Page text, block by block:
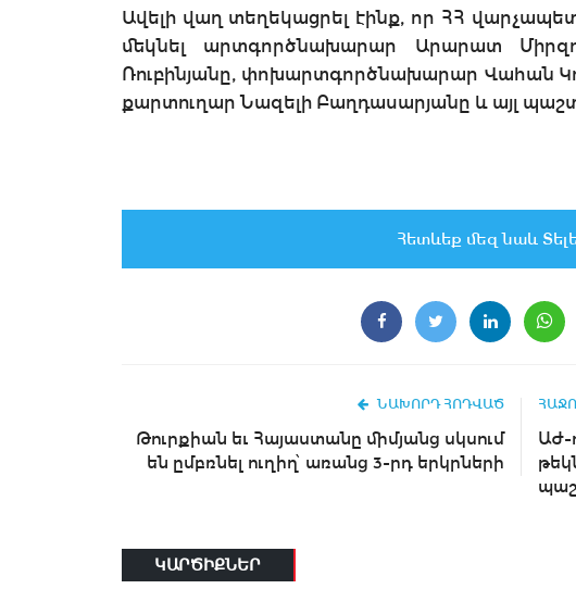
Ավելի վաղ տեղեկացրել էինք, որ ՀՀ
մեկնել արտգործնախարար Արարատ
Ռուբինյանը, փոխարտգործնախարար Վահան
քարտուղար Նազելի Բաղդասարյանը և այլ
Հետևեք մեզ նաև
ՆԱԽՈՐԴ ՀՈԴՎԱԾ
Թուրքիան եւ Հայաստանը միմյանց սկսում
են ըմբռնել ուղիղ՝ առանց 3-րդ երկրների
ԱԺ-
ԿԱՐԾԻՔՆԵՐ